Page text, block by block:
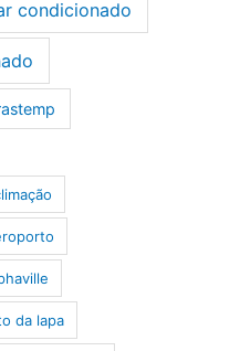
condicionado
da lapa